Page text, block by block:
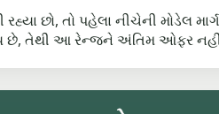
છો, તો પહેલા નીચેની મોડેલ
તેથી આ રેન્જને અંતિમ ઓફર નહીં